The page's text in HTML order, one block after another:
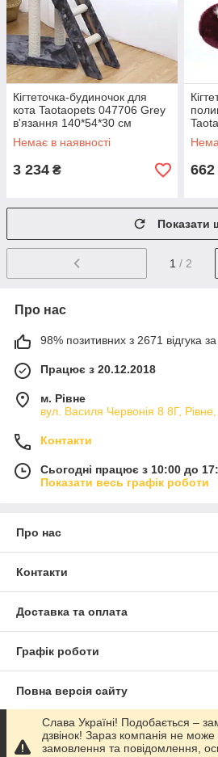
Кігтеточка-будиночок для
кота Taotaopets 047706 Grey
в'язання 140*54*30 см
Немає в наявності
3 234 ₴ 662
Показати
1 / 2
Про нас
98% позитивних з 2671 відгука за
Працює з 20.12.2018
м. Рівне
вул. Василя Червонія 8 8Г, Рівне,
Контакти
Сьогодні працює з 10:00 до
Показати весь графік роботи
Про нас
Контакти
Доставка та оплата
Графік роботи
Повна версія сайту
Сайт створено на маркетплейсі
Слава Україні! Подобається –
дзвінок! Зараз компанія не
замовлення та повідомлення,